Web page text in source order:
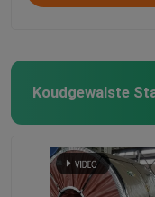
Koudgewalste